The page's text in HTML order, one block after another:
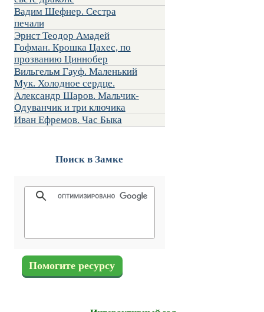
Вадим Шефнер. Сестра
печали
Эрнст Теодор Амадей
Гофман. Крошка Цахес, по
прозванию Циннобер
Вильгельм Гауф. Маленький
Мук. Холодное сердце.
Александр Шаров. Мальчик-
Одуванчик и три ключика
Иван Ефремов. Час Быка
Поиск в Замке
Помогите ресурсу